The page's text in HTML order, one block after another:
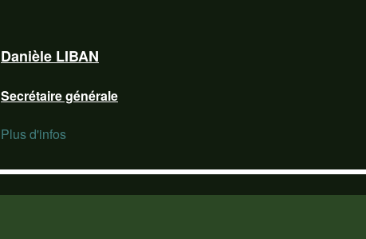
Danièle LIBAN
Secrétaire générale
Plus d'infos